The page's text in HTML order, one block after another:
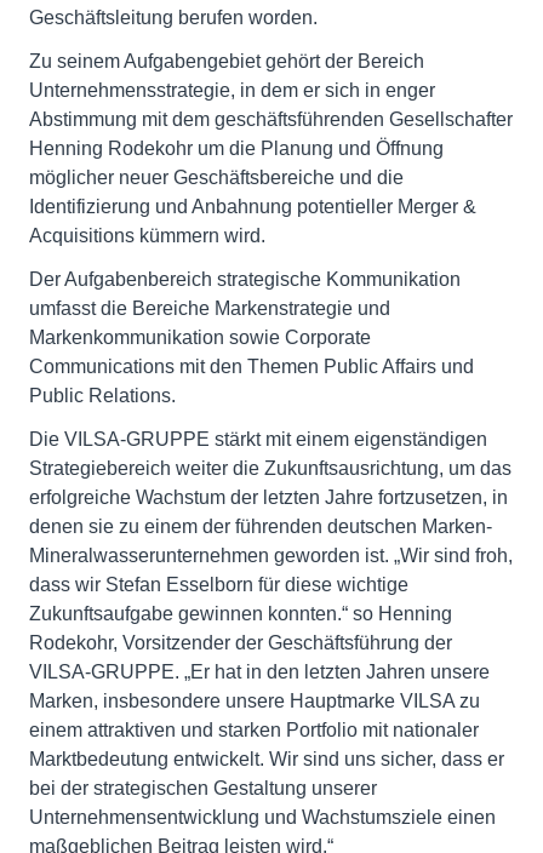
Geschäftsleitung berufen worden.
Zu seinem Aufgabengebiet gehört der Bereich
Unternehmensstrategie, in dem er sich in enger
Abstimmung mit dem geschäftsführenden Gesellschafter
Henning Rodekohr um die Planung und Öffnung
möglicher neuer Geschäftsbereiche und die
Identifizierung und Anbahnung potentieller Merger &
Acquisitions kümmern wird.
Der Aufgabenbereich strategische Kommunikation
umfasst die Bereiche Markenstrategie und
Markenkommunikation sowie Corporate
Communications mit den Themen Public Affairs und
Public Relations.
Die VILSA-GRUPPE stärkt mit einem eigenständigen
Strategiebereich weiter die Zukunftsausrichtung, um das
erfolgreiche Wachstum der letzten Jahre fortzusetzen, in
denen sie zu einem der führenden deutschen Marken-
Mineralwasserunternehmen geworden ist. „Wir sind froh,
dass wir Stefan Esselborn für diese wichtige
Zukunftsaufgabe gewinnen konnten.“ so Henning
Rodekohr, Vorsitzender der Geschäftsführung der
VILSA-GRUPPE. „Er hat in den letzten Jahren unsere
Marken, insbesondere unsere Hauptmarke VILSA zu
einem attraktiven und starken Portfolio mit nationaler
Marktbedeutung entwickelt. Wir sind uns sicher, dass er
bei der strategischen Gestaltung unserer
Unternehmensentwicklung und Wachstumsziele einen
maßgeblichen Beitrag leisten wird.“